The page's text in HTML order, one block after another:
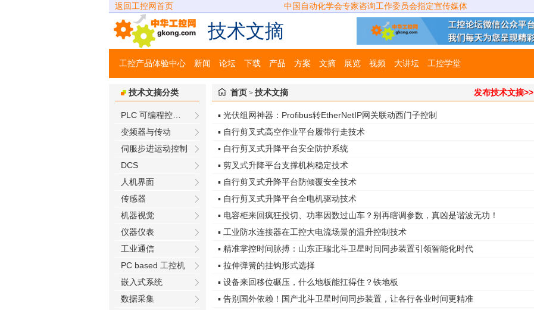
返回工控网首页 中国自动化学会专家咨询工作委员会指定宣传媒体
技术文摘
工控产品体验中心 新闻 论坛 下载 产品 方案 文摘 展览 视频 大讲坛 工控学堂
技术文摘分类
变频器与传动
伺服步进运动控制
DCS
人机界面
传感器
机器视觉
仪器仪表
工业通信
PC based 工控机
嵌入式系统
数据采集
首页 >技术文摘 发布技术文摘>>
▪ 光伏组网神器：Profibus转EtherNetIP网关联动西门子控制
▪ 自行剪叉式高空作业平台履带行走技术
▪ 自行剪叉式升降平台安全防护系统
▪ 剪叉式升降平台支撑机构稳定技术
▪ 自行剪叉式升降平台防倾覆安全技术
▪ 自行剪叉式升降平台全电机驱动技术
▪ 电容柜来回疯狂投切、功率因数过山车？别再瞎调参数，真凶是谐波无功！
▪ 工业防水连接器在工控大电流场景的温升控制技术
▪ 精准掌控时间脉搏：山东正瑞北斗卫星时间同步装置引领智能化时代
▪ 拉伸弹簧的挂钩形式选择
▪ 设备来回移位碾压，什么地板能扛得住？铁地板
▪ 告别国外依赖！国产北斗卫星时间同步装置，让各行各业时间更精准